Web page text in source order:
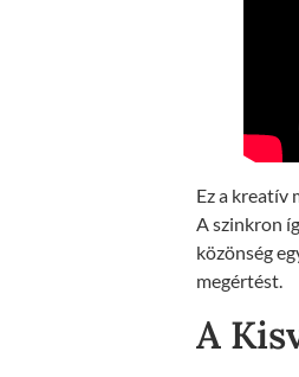
Ez a kreatív
A szinkron
közönség
megértést.
A